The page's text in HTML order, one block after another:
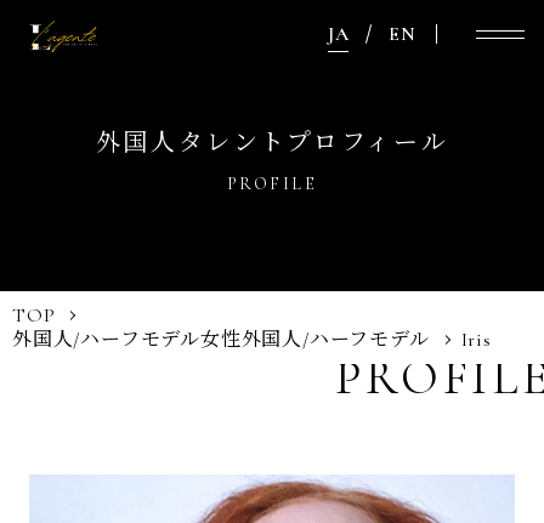
JA EN
外国人タレントプロフィール
PROFILE
TOP
外国人/ハーフモデル女性外国人/ハーフモデル Iris